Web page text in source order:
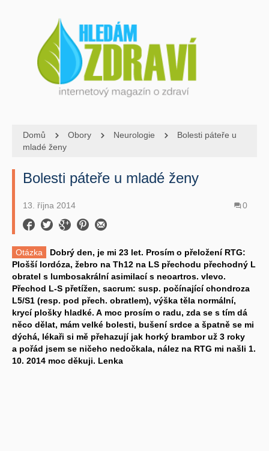
Domů Obory Neurologie
Bolesti páteře u
mladé ženy
Bolesti páteře u mladé ženy
13. října 2014 0
Otázka
Dobrý den, je mi 23 let. Prosím o přeložení RTG:
Plošší lordóza, žebro na Th12 na LS přechodu přechodný L
obratel s lumbosakrální asimilací s neoartros. vlevo.
Přechod L-S přetížen, sacrum: susp. počínající chondroza
L5/S1 (resp. pod přech. obratlem), výška těla normální,
krycí plošky hladké. A moc prosím o radu, zda se s tím dá
něco dělat, mám velké bolesti, bušení srdce a špatně se mi
dýchá, lékaři si mě přehazují jak horký brambor už 3 roky
a pořád jsem se ničeho nedočkala, nález na RTG mi našli 1.
10. 2014 moc děkuji. Lenka